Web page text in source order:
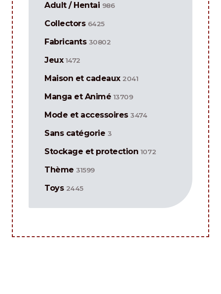
Adult / Hentai 986
Collectors 6425
Fabricants 30802
Jeux 1472
Maison et cadeaux 2041
Manga et Animé 13709
Mode et accessoires 3474
Sans catégorie 3
Stockage et protection 1072
Thème 31599
Toys 2445